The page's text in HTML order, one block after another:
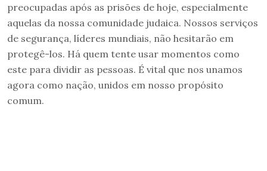
preocupadas após as prisões de hoje, especialmente
aquelas da nossa comunidade judaica. Nossos serviços
de segurança, líderes mundiais, não hesitarão em
protegê-los. Há quem tente usar momentos como
este para dividir as pessoas. É vital que nos unamos
agora como nação, unidos em nosso propósito
comum.